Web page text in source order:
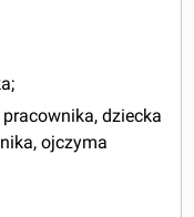
dziecka
ojczyma